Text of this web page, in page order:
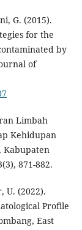
G. (2015).
for the
by
of
Limbah
Kehidupan
Kabupaten
871-882.
U. (2022).
Profile
East